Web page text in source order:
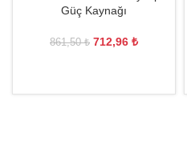
Güç Kaynağı
861,50₺ 712,96 ₺